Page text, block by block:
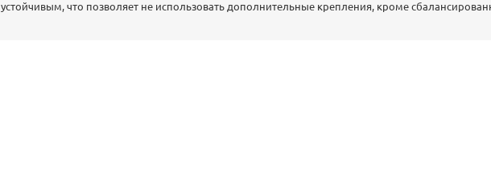
устойчивым, что позволяет не использовать дополнительные крепления, кроме